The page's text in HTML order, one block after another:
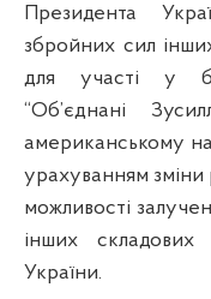
Президента
збройних сил
для участі у
“Об’єднані
американському
урахуванням
можливості
інших
України.